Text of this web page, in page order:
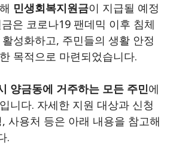
민생회복지원금이 지급될 예정
은 코로나19 팬데믹 이후 침체
성화하고, 주민들의 생활 안정
목적으로 마련되었습니다.
양금동에 거주하는 모든 주민에
니다. 자세한 지원 대상과 신청
사용처 등은 아래 내용을 참고해
.